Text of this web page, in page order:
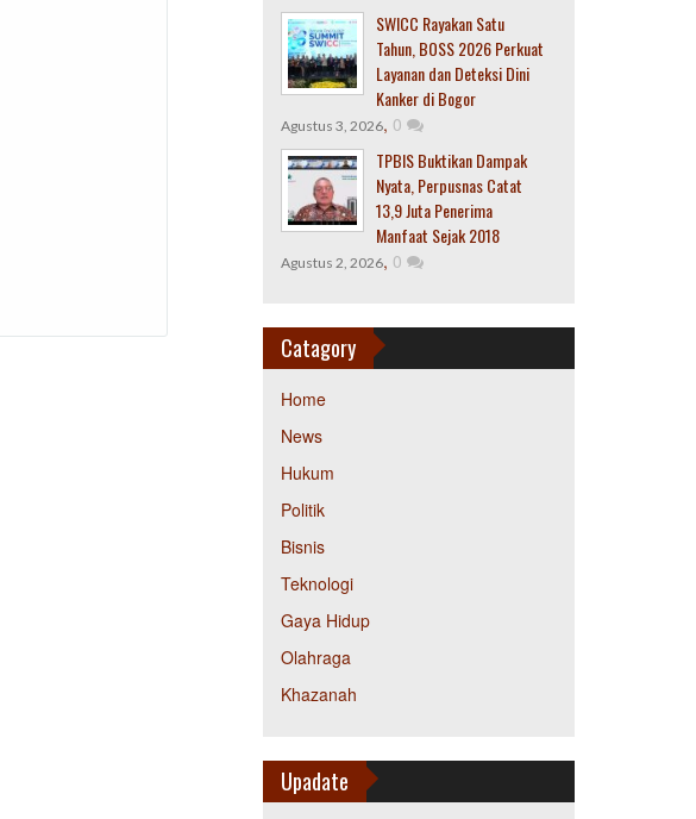
SWICC Rayakan Satu
Tahun, BOSS 2026 Perkuat
Layanan dan Deteksi Dini
Kanker di Bogor
Agustus 3, 2026, 0
TPBIS Buktikan Dampak
Nyata, Perpusnas Catat
13,9 Juta Penerima
Manfaat Sejak 2018
Agustus 2, 2026, 0
Catagory
Home
News
Hukum
Politik
Bisnis
Teknologi
Gaya Hidup
Olahraga
Khazanah
Upadate